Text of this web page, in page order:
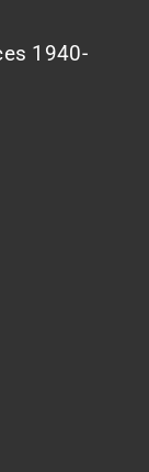
1940-